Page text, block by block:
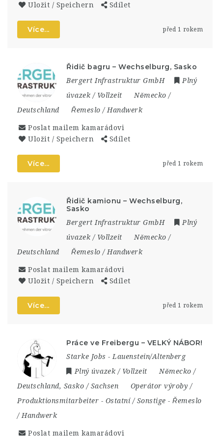
Uložit / Speichern Sdílet
Více... před 1 rokem
Řidič bagru – Wechselburg, Sasko
Bergert Infrastruktur GmbH
Plný
úvazek / Vollzeit
Německo /
Deutschland
Řemeslo / Handwerk
Poslat mailem kamarádovi
Uložit / Speichern
Sdílet
Více... před 1 rokem
Řidič kamionu – Wechselburg,
Sasko
Bergert Infrastruktur GmbH
Plný
úvazek / Vollzeit
Německo /
Deutschland
Řemeslo / Handwerk
Poslat mailem kamarádovi
Uložit / Speichern
Sdílet
Více... před 1 rokem
Práce ve Freibergu – VELKÝ NÁBOR!
Starke Jobs - Lauenstein/Altenberg
Plný úvazek / Vollzeit
Německo /
Deutschland, Sasko / Sachsen
Operátor výroby /
Produktionsmitarbeiter - Ostatní / Sonstige - Řemeslo
/ Handwerk
Poslat mailem kamarádovi